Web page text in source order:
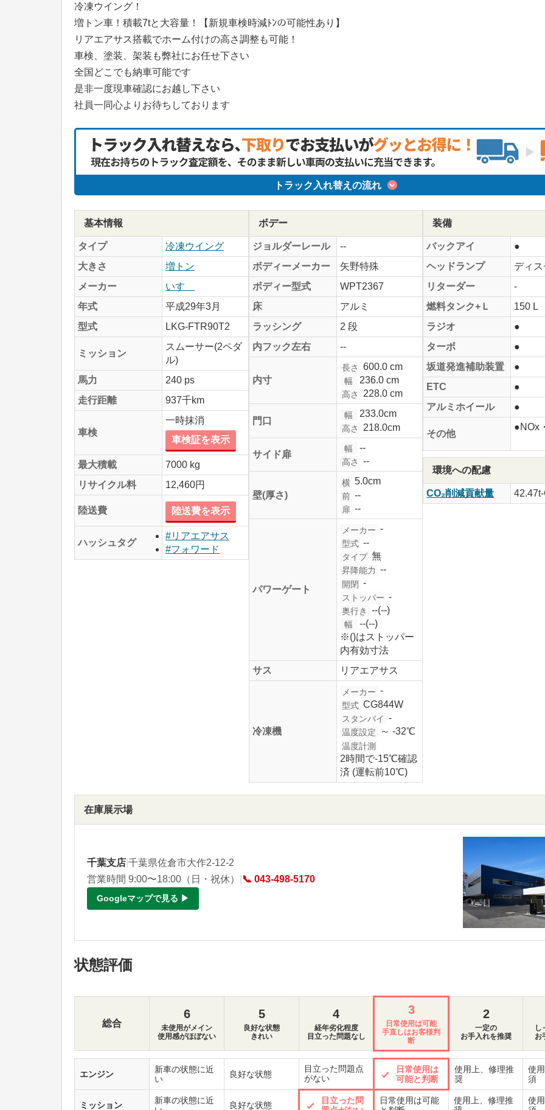
冷凍ウイング！
増トン車！積載7tと大容量！【新規車検時減ﾄﾝの可能性あり】
リアエアサス搭載でホーム付けの高さ調整も可能！
車検、塗装、架装も弊社にお任せ下さい
全国どこでも納車可能です
是非一度現車確認にお越し下さい
社員一同心よりお待ちしております
トラック入れ替えの流れ
基本情報
タイプ
冷凍ウイング
大きさ
増トン
メーカー
いすゞ
年式
平成29年3月
型式
LKG-FTR90T2
ミッション
スムーサー(2ペダ
ル)
馬力
240 ps
走行距離
937千km
車検
一時抹消
車検証を表示
最大積載
7000 kg
リサイクル料
12,460円
陸送費 陸送費を表示
ハッシュタグ
#リアエアサス
#フォワード
ボデー
ジョルダーレール
--
ボディーメーカー
矢野特殊
ボディー型式
WPT2367
床
アルミ
ラッシング
2 段
内フック左右
--
内寸
長さ 600.0 cm
幅 236.0 cm
高さ 228.0 cm
門口
幅 233.0cm
高さ 218.0cm
サイド扉
幅 --
高さ --
壁(厚さ)
横 5.0cm
前 --
扉 --
パワーゲート
メーカー -
型式 --
タイプ 無
昇降能力 --
開閉 -
ストッパー -
奥行き --(--)
幅
--(--)
※()はストッパー
内有効寸法
サス
リアエアサス
冷凍機
メーカー -
型式 CG844W
スタンバイ -
温度設定 ～ -32℃
温度計測
2時間で-15℃確認
済 (運転前10℃)
装備
バックアイ
●
ヘッドランプ
ディ
リターダー
-
燃料タンク+Ｌ
150 L
ラジオ
●
ターボ
●
坂道発進補助装置
●
ETC
●
アルミホイール
●
その他
環境への配慮
CO₂削減貢献量
在庫展示場
千葉支店 千葉県佐倉市大作2-12-2
営業時間 9:00〜18:00（日・祝休）
📞 043-498-5170
Googleマップで見る ▶
状態評価
総合
6
未使用がメイン
使用感がほぼない
5
良好な状態
きれい
4
経年劣化程度
目立った問題なし
3
日常使用は可能
手直しはお客様判
断
2
一定の
お手入れを推奨
し
お
エンジン
新車の状態に近
い
良好な状態
目立った問題点
がない
日常使用は
可能と判断
使用上、修理推
奨
使
須
ミッション
新車の状態に近
良好な状態
目立った問
日常使用は可能
使用上、修理推
使